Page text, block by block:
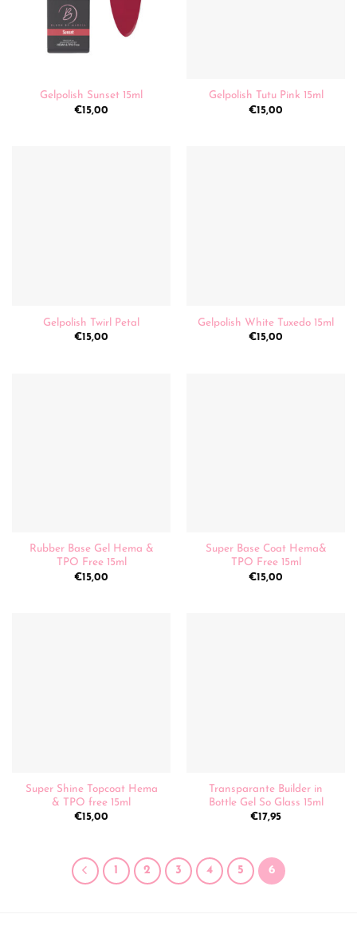
Gelpolish Sunset 15ml
€15,00
Gelpolish Tutu Pink 15ml
€15,00
Gelpolish Twirl Petal
€15,00
Gelpolish White Tuxedo 15ml
€15,00
Rubber Base Gel Hema &
TPO Free 15ml
€15,00
Super Base Coat Hema&
TPO Free 15ml
€15,00
Super Shine Topcoat Hema
& TPO free 15ml
€15,00
Transparante Builder in
Bottle Gel So Glass 15ml
€17,95
1 2 3 4 5 6